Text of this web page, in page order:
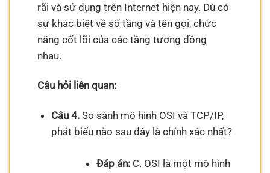
rãi và sử dụng trên Internet hiện nay. Dù có
sự khác biệt về số tầng và tên gọi, chức
năng cốt lõi của các tầng tương đồng
nhau.
Câu hỏi liên quan:
Câu 4.So sánh mô hình OSI và TCP/IP,
phát biểu nào sau đây là chính xác nhất?
Đáp án:C. OSI là một mô hình